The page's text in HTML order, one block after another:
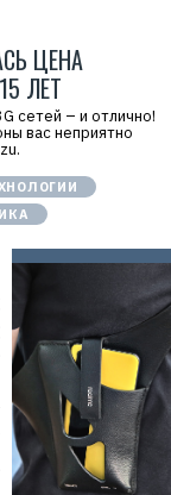
ЦЕНА
ЛЕТ
сетей – и отлично!
вас неприятно